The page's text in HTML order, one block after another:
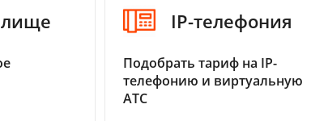
IP-телефония
Подобрать тариф на IP-
телефонию и виртуальную
АТС